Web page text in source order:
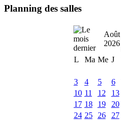
Planning des salles
Août
2026
L
Ma Me J
3
4 5 6
10 11 12 13
17 18 19 20
24 25 26 27